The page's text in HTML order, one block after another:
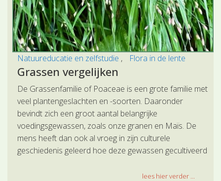
Natuureducatie en zelfstudie Flora in de lente
Grassen vergelijken
De Grassenfamilie of Poaceae is een grote familie met
veel plantengeslachten en -soorten. Daaronder
bevindt zich een groot aantal belangrijke
voedingsgewassen, zoals onze granen en Maïs. De
mens heeft dan ook al vroeg in zijn culturele
geschiedenis geleerd hoe deze gewassen gecultiveerd
van de landbouwende mens sinds meer dan 10.000
lees hier verder ...